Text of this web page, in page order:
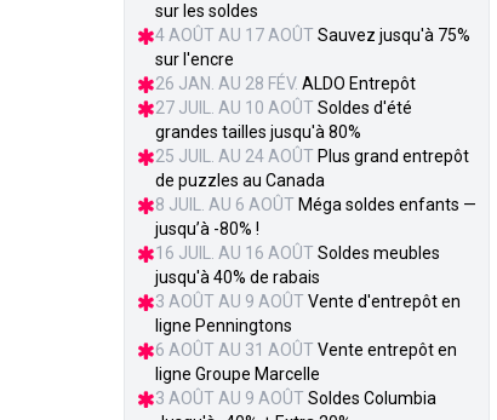
sur les soldes
4 AOÛT AU 17 AOÛT Sauvez jusqu'à 75%
sur l'encre
26 JAN. AU 28 FÉV. ALDO Entrepôt
27 JUIL. AU 10 AOÛT Soldes d'été
grandes tailles jusqu'à 80%
25 JUIL. AU 24 AOÛT Plus grand entrepôt
de puzzles au Canada
8 JUIL. AU 6 AOÛT Méga soldes enfants —
jusqu’à -80% !
16 JUIL. AU 16 AOÛT Soldes meubles
jusqu'à 40% de rabais
3 AOÛT AU 9 AOÛT Vente d'entrepôt en
ligne Penningtons
6 AOÛT AU 31 AOÛT Vente entrepôt en
ligne Groupe Marcelle
3 AOÛT AU 9 AOÛT Soldes Columbia